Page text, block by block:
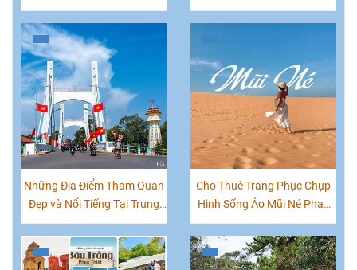
Phan Thiết Mới Nhất
Những Địa Điểm Tham Quan
Đẹp và Nổi Tiếng Tại Trung
Tâm TP. Phan Thiết
Cho Thuê Trang Phục Chụp
Hình Sống Ảo Mũi Né Phan
Thiết|0847070777